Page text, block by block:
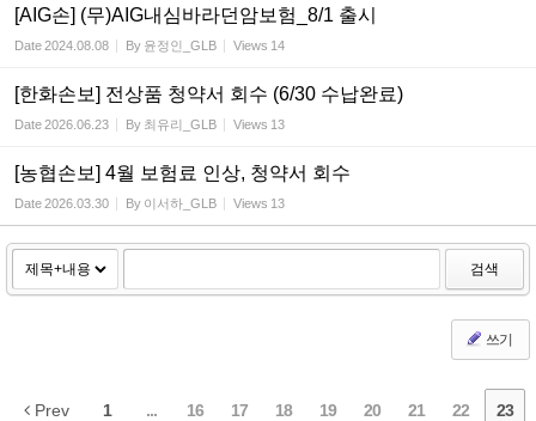
[AIG손] (무)AIG내심바라던암보험_8/1 출시
Date2024.08.08 By 윤정인_GLB Views 14
[한화손보] 전상품 청약서 회수 (6/30 수납완료)
Date2026.06.23 By 최유리_GLB Views 13
[농협손보] 4월 보험료 인상, 청약서 회수
Date2026.03.30 By 이서하_GLB Views 13
검색
쓰기
Prev 1 ... 16 17 18 19 20 21 22 23